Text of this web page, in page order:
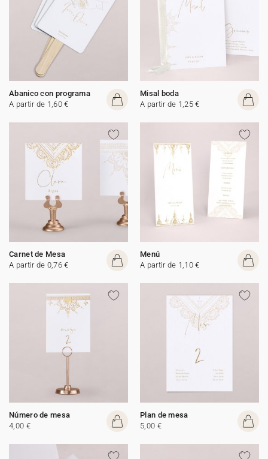
Abanico con programa
A partir de 1,60 €
Misal boda
A partir de 1,25 €
Carnet de Mesa
A partir de 0,76 €
Menú
A partir de 1,10 €
Número de mesa
4,00 €
Plan de mesa
5,00 €